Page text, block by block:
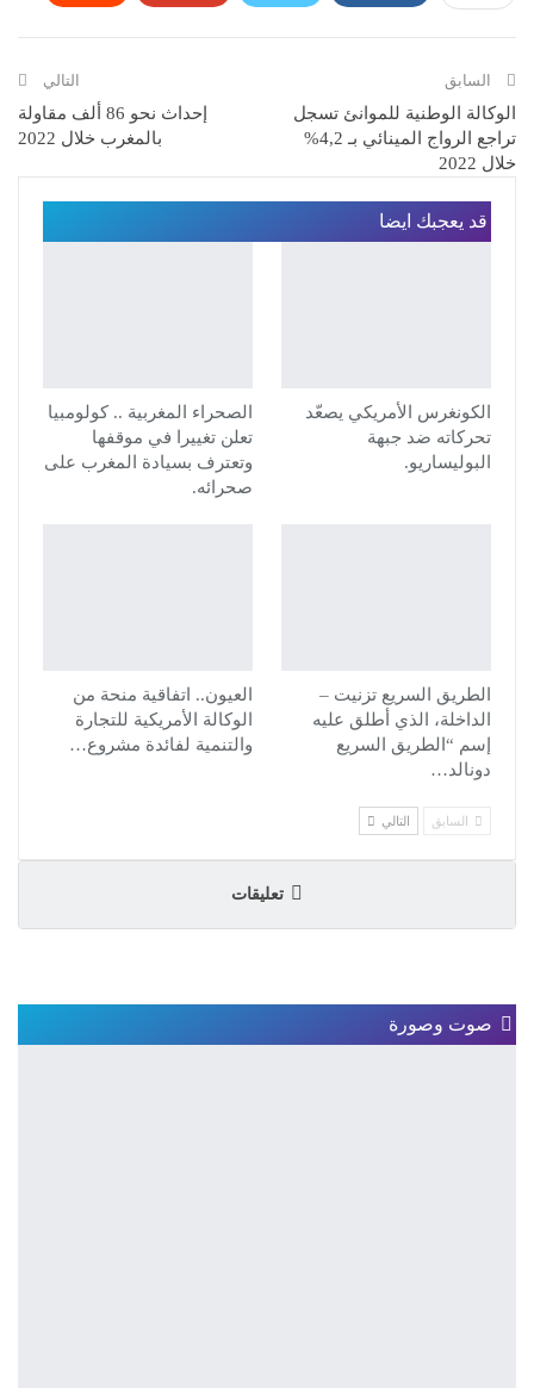
السابق
الوكالة الوطنية للموانئ تسجل
تراجع الرواج المينائي بـ 4,2%
خلال 2022
التالي
إحداث نحو 86 ألف مقاولة
بالمغرب خلال 2022
قد يعجبك ايضا
الكونغرس الأمريكي يصعّد
تحركاته ضد جبهة
البوليساريو.
الصحراء المغربية .. كولومبيا
تعلن تغييرا في موقفها
وتعترف بسيادة المغرب على
صحرائه.
الطريق السريع تزنيت –
الداخلة، الذي أطلق عليه
إسم “الطريق السريع
دونالد…
العيون.. اتفاقية منحة من
الوكالة الأمريكية للتجارة
والتنمية لفائدة مشروع…
السابق التالي
تعليقات
صوت وصورة